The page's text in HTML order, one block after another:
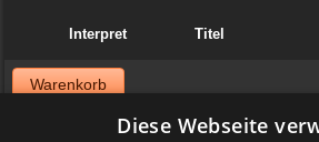
Interpret Titel
Warenkorb
Diese Webseite